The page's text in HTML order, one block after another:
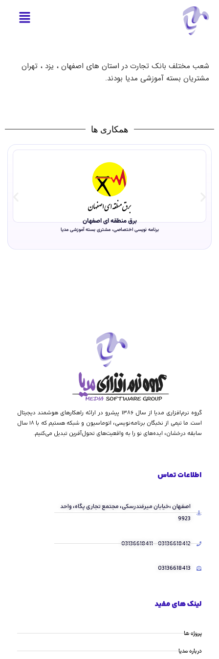
شعب مختلف بانک تجارت در استان های اصفهان ، یزد ، تهران
مشتریان بسته آموزشی مدیا بودند.
همکاری ها
برق منطقه ای اصفهان
برنامه نویسی اختصاصی، مشتری بسته آموزشی مدیا
گروه نرم‌افزاری مدیا از سال ۱۳۸۶ پیشرو در ارائه راهکارهای هوشمند دیجیتال
است. ما تیمی از نخبگان برنامه‌نویسی، اتوماسیون و شبکه هستیم که با ۱۸ سال
سابقه درخشان، ایده‌های نو را به واقعیت‌های تحول‌آفرین تبدیل می‌کنیم.
اطلاعات تماس
اصفهان ،خیابان میرفندرسکی، مجتمع تجاری پگاه، واحد
9923
03136618412 - 03136618411
03136618413
لینک های مفید
پروژه ها
درباره مدیا